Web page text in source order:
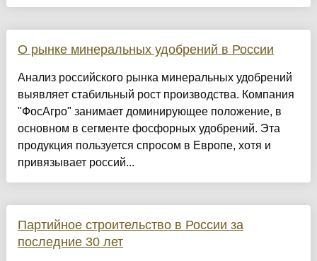
О рынке минеральных удобрений в России
Анализ российского рынка минеральных удобрений
выявляет стабильный рост производства. Компания
"ФосАгро" занимает доминирующее положение, в
основном в сегменте фосфорных удобрений. Эта
продукция пользуется спросом в Европе, хотя и
привязывает россий...
Партийное строительство в России за
последние 30 лет